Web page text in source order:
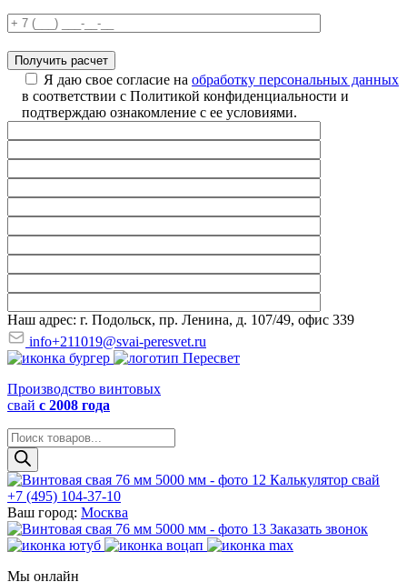
Я даю свое согласие на обработку персональных данных
в соответствии с Политикой конфиденциальности и
подтверждаю ознакомление с ее условиями.
Наш адрес: г. Подольск, пр. Ленина, д. 107/49, офис 339
info+211019@svai-peresvet.ru
Производство винтовых
свай с 2008 года
Поиск
товаров
Калькулятор свай
+7 (495) 104-37-10
Ваш город: Москва
Заказать звонок
Мы онлайн